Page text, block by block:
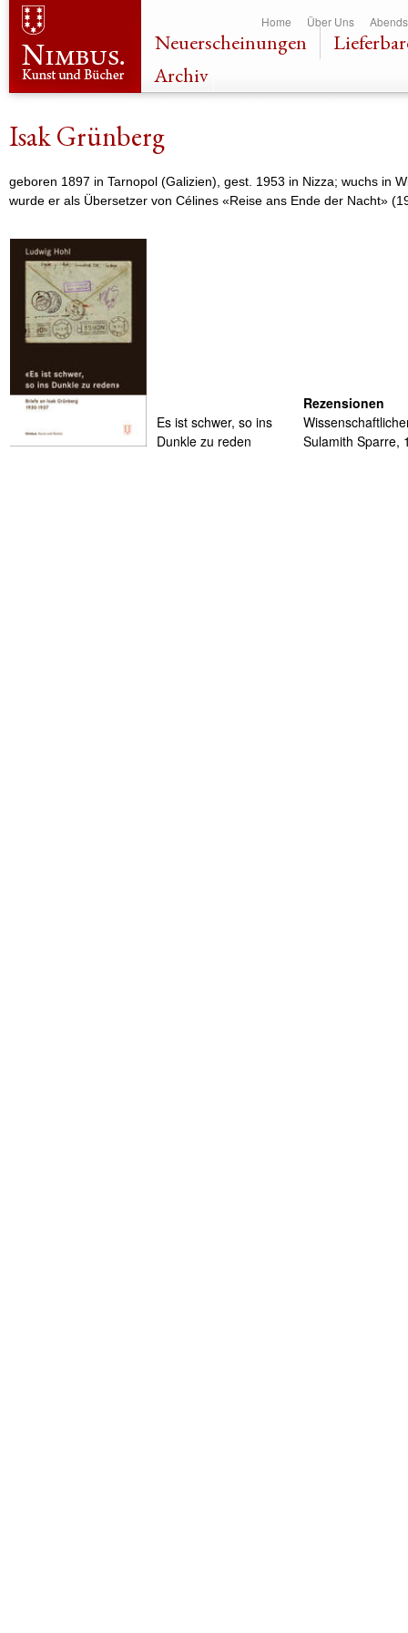
Home Über Uns
Neuerscheinungen
Archiv
Isak Grünberg
geboren 1897 in Tarnopol (Galizien), gest. 1953 in Nizza; wuchs in
wurde er als Übersetzer von Célines «Reise ans Ende der Nacht»
Es ist schwer, so ins
Dunkle zu reden
Rezensionen
Sulamith Sparre,